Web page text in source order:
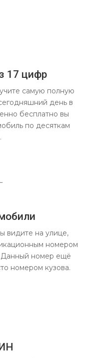
17 цифр
самую полную
день в
бесплатно вы
по десяткам
видите на улице,
номером
Данный номер ещё
номером кузова.